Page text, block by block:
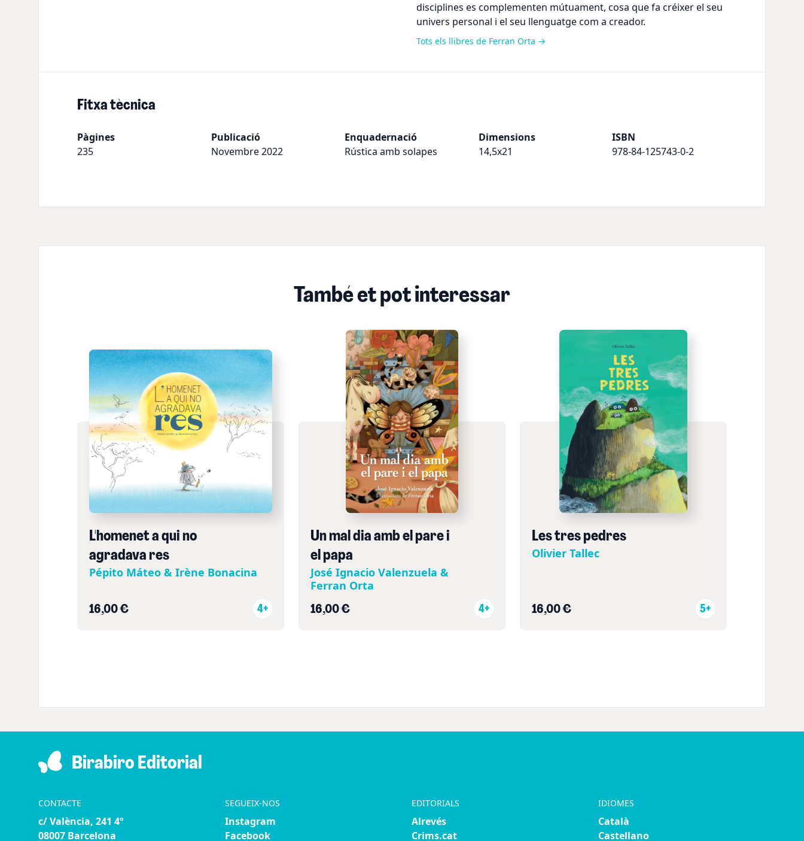
disciplines es complementen mútuament, cosa que fa créixer el seu
univers personal i el seu llenguatge com a creador.
Tots els llibres de Ferran Orta →
Fitxa tècnica
Pàgines
235
Publicació
Novembre 2022
Enquadernació
Rústica amb solapes
Dimensions
14,5x21
ISBN
978-84-125743-0-2
També et pot interessar
L'homenet a qui no
agradava res
Pépito Máteo & Irène Bonacina
16,00 € 4+
Un mal dia amb el pare i
el papa
José Ignacio Valenzuela &
Ferran Orta
16,00 € 4+
Les tres pedres
Olivier Tallec
16,00 € 5+
Birabiro Editorial
CONTACTE
c/ València, 241 4º
08007 Barcelona
SEGUEIX-NOS
Instagram
Facebook
EDITORIALS
Alrevés
Crims.cat
IDIOMES
Català
Castellano